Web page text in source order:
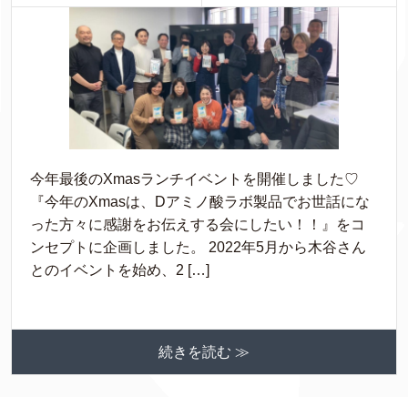
今年最後のXmasランチイベントを開催しました♡
『今年のXmasは、Dアミノ酸ラボ製品でお世話にな
った方々に感謝をお伝えする会にしたい！！』をコ
ンセプトに企画しました。 2022年5月から木谷さん
とのイベントを始め、2 […]
続きを読む ≫